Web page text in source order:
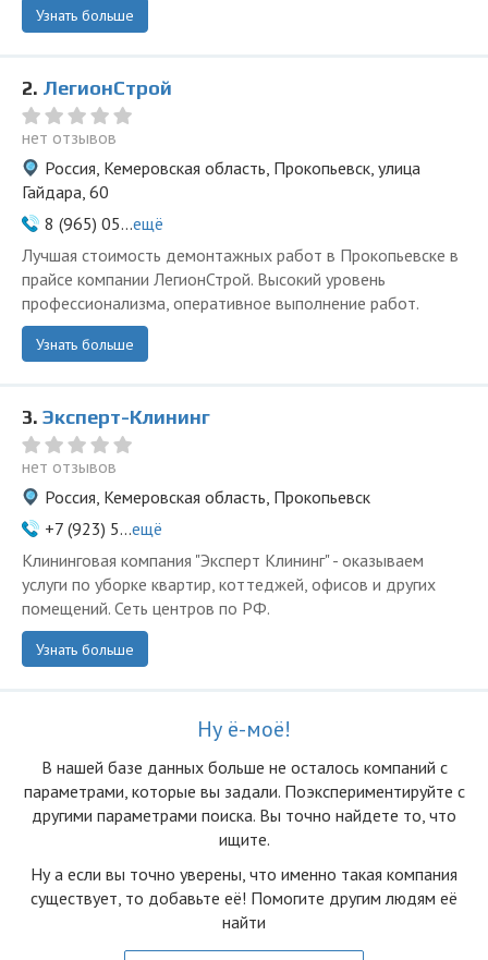
Узнать больше
2. ЛегионСтрой
нет отзывов
Россия, Кемеровская область, Прокопьевск, улица
Гайдара, 60
8 (965) 05...ещё
Лучшая стоимость демонтажных работ в Прокопьевске в
прайсе компании ЛегионСтрой. Высокий уровень
профессионализма, оперативное выполнение работ.
Узнать больше
3. Эксперт-Клининг
нет отзывов
Россия, Кемеровская область, Прокопьевск
+7 (923) 5...ещё
Клининговая компания "Эксперт Клининг" - оказываем
услуги по уборке квартир, коттеджей, офисов и других
помещений. Сеть центров по РФ.
Узнать больше
Ну ё-моё!
В нашей базе данных больше не осталоcь компаний с
параметрами, которые вы задали. Поэкспериментируйте с
другими параметрами поиска. Вы точно найдете то, что
ищите.
Ну а если вы точно уверены, что именно такая компания
существует, то добавьте её! Помогите другим людям её
найти